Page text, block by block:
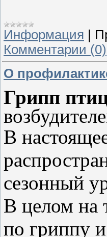
Информация |
Комментарии (0)
О
Грипп
В
сезонный
В целом на
по гриппу